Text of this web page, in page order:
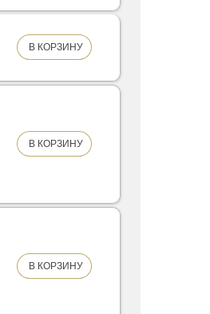
В КОРЗИНУ
В КОРЗИНУ
В КОРЗИНУ